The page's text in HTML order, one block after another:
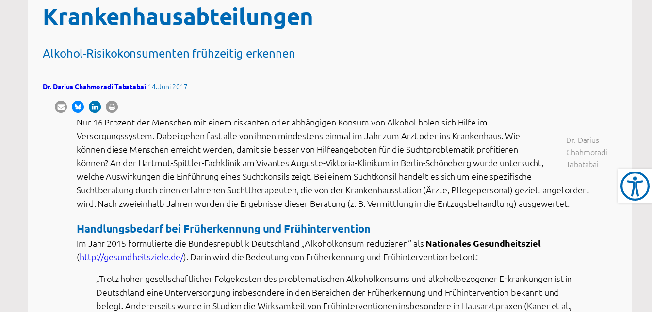
Krankenhausabteilungen
Alkohol-Risikokonsumenten frühzeitig erkennen
Dr. Darius Chahmoradi Tabatabai|14. Juni 2017
Dr. Darius
Chahmoradi
Tabatabai
Nur 16 Prozent der Menschen mit einem riskanten oder abhängigen Konsum von Alkohol holen sich Hilfe im
Versorgungssystem. Dabei gehen fast alle von ihnen mindestens einmal im Jahr zum Arzt oder ins Krankenhaus. Wie
können diese Menschen erreicht werden, damit sie besser von Hilfeangeboten für die Suchtproblematik profitieren
können? An der Hartmut-Spittler-Fachklinik am Vivantes Auguste-Viktoria-Klinikum in Berlin-Schöneberg wurde untersucht,
welche Auswirkungen die Einführung eines Suchtkonsils zeigt. Bei einem Suchtkonsil handelt es sich um eine spezifische
Suchtberatung durch einen erfahrenen Suchttherapeuten, die von der Krankenhausstation (Ärzte, Pflegepersonal) gezielt angefordert
wird. Nach zweieinhalb Jahren wurden die Ergebnisse dieser Beratung (z. B. Vermittlung in die Entzugsbehandlung) ausgewertet.
Handlungsbedarf bei Früherkennung und Frühintervention
Im Jahr 2015 formulierte die Bundesrepublik Deutschland „Alkoholkonsum reduzieren“ als Nationales Gesundheitsziel
(http://gesundheitsziele.de/). Darin wird die Bedeutung von Früherkennung und Frühintervention betont:
„Trotz hoher gesellschaftlicher Folgekosten des problematischen Alkoholkonsums und alkoholbezogener Erkrankungen ist in
Deutschland eine Unterversorgung insbesondere in den Bereichen der Früherkennung und Frühintervention bekannt und
belegt. Andererseits wurde in Studien die Wirksamkeit von Frühinterventionen insbesondere in Hausarztpraxen (Kaner et al.,